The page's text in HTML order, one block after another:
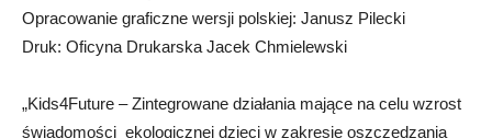
Opracowanie graficzne wersji polskiej: Janusz Pilecki
Druk: Oficyna Drukarska Jacek Chmielewski
„Kids4Future – Zintegrowane działania mające na celu wzrost
świadomości ekologicznej dzieci w zakresie oszczędzania